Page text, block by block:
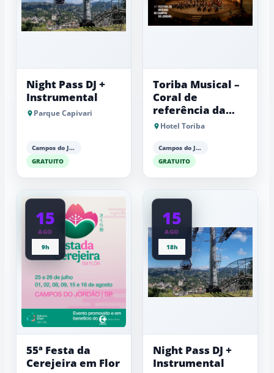
Night Pass DJ +
Instrumental
Parque Capivari
Campos do Jordão
GRATUITO
Toriba Musical –
Coral de
referência da
Fundação Lia
Hotel Toriba
Campos do Jordão
GRATUITO
15
AGO
9h
55ª Festa da
Cerejeira em Flor
15
AGO
18h
Night Pass DJ +
Instrumental